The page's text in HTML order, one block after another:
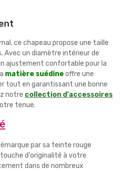
ce chapeau propose une taille
Avec un diamètre intérieur de
ajustement confortable pour la
matière suédineoffre une
tout en garantissant une bonne
notre collection d'accessoires
tenue.
par sa teinte rouge
d'originalité à votre
dans de nombreux